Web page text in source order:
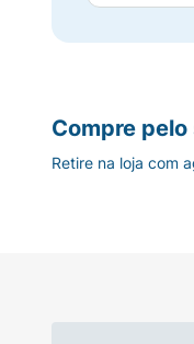
Brilho
Compre
Retire na loja com